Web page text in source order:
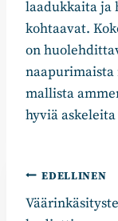
laadukkaita ja
kohtaavat.
on
naapurimaista
mallista
hyviä
selaus
EDELLINEN